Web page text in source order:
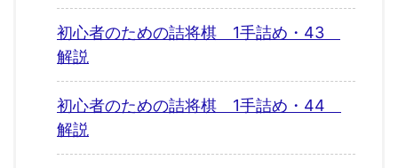
初心者のための詰将棋 1手詰め・43
解説
初心者のための詰将棋 1手詰め・44
解説